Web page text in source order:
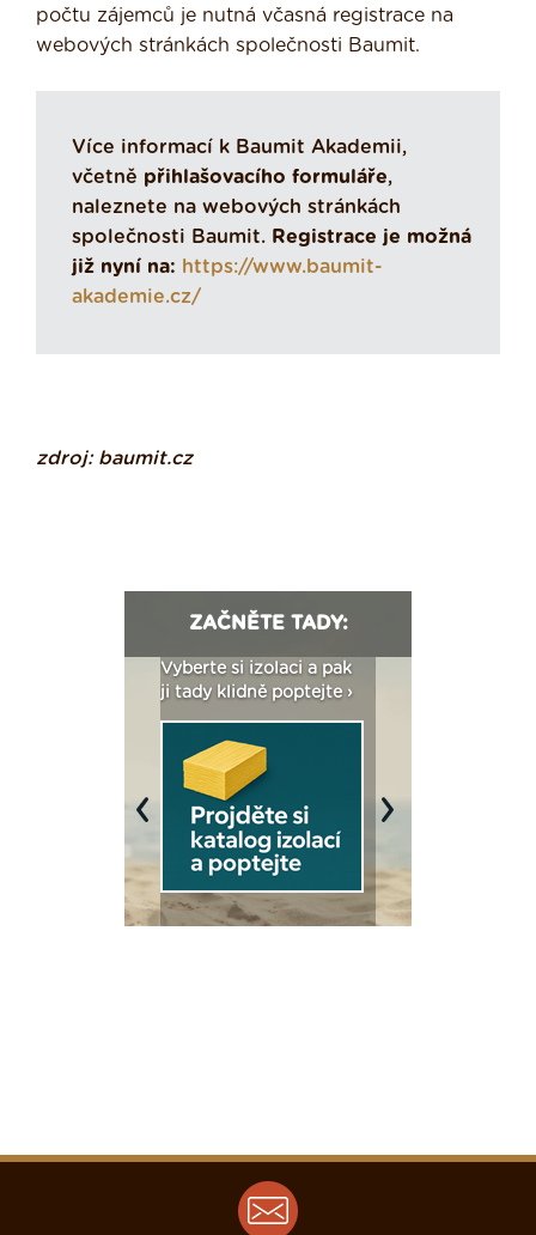
počtu zájemců je nutná včasná registrace na
webových stránkách společnosti Baumit.
Více informací k Baumit Akademii,
včetně přihlašovacího formuláře,
naleznete na webových stránkách
společnosti Baumit. Registrace je možná
již nyní na: https://www.baumit-
akademie.cz/
zdroj: baumit.cz
ZAČNĚTE TADY:
Vyberte si izolaci a pak
ji tady klidně poptejte ›
Previous Next